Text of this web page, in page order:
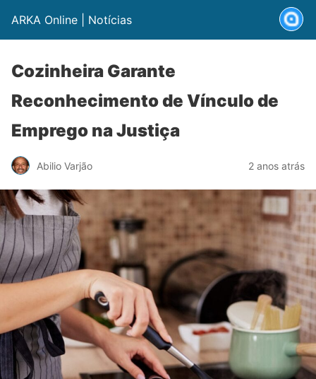
ARKA Online | Notícias
Cozinheira Garante
Reconhecimento de Vínculo de
Emprego na Justiça
Abilio Varjão 2 anos atrás